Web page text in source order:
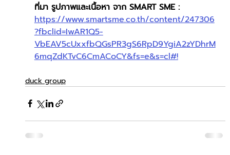
ที่มา รูปภาพและเนื้อหา จาก SMART SME :
https://www.smartsme.co.th/content/247306
?fbclid=IwAR1Q5-
VbEAV5cUxxfbQGsPR3gS6RpD9YgiA2zYDhrM
6mqZdKTvC6CmACoCY&fs=e&s=cl#!
duck group